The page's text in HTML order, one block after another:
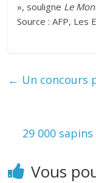
», souligne Le
Source : AFP, Les
← Un concours
29 000
Vous